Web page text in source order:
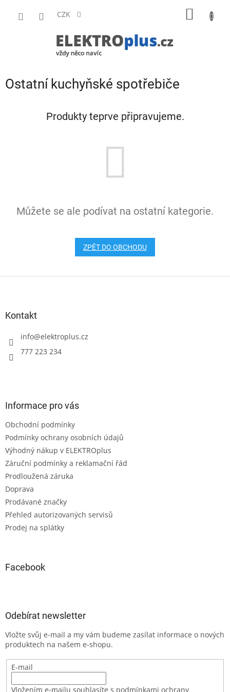
CZK
Ostatní kuchyňské spotřebiče
Produkty teprve připravujeme.
Můžete se ale podívat na ostatní kategorie.
ZPĚT DO OBCHODU
Kontakt
info@elektroplus.cz
777 223 234
Informace pro vás
Obchodní podmínky
Podmínky ochrany osobních údajů
Výhodný nákup v ELEKTROplus
Záruční podmínky a reklamační řád
Prodloužená záruka
Doprava
Prodávané značky
Přehled autorizovaných servisů
Prodej na splátky
Facebook
Odebírat newsletter
Vložte svůj e-mail a my vám budeme zasílat informace o nových
produktech na našem e-shopu.
E-mail
Vložením e-mailu souhlasíte s podmínkami ochrany